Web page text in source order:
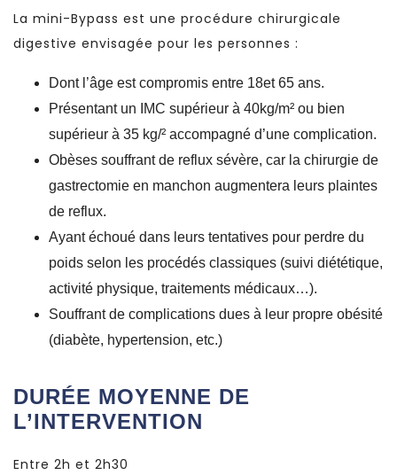
La mini-Bypass est une procédure chirurgicale
digestive envisagée pour les personnes :
Dont l’âge est compromis entre 18et 65 ans.
Présentant un IMC supérieur à 40kg/m² ou bien
supérieur à 35 kg/² accompagné d’une complication.
Obèses souffrant de reflux sévère, car la chirurgie de
gastrectomie en manchon augmentera leurs plaintes
de reflux.
Ayant échoué dans leurs tentatives pour perdre du
poids selon les procédés classiques (suivi diététique,
activité physique, traitements médicaux…).
Souffrant de complications dues à leur propre obésité
(diabète, hypertension, etc.)
DURÉE MOYENNE DE
L’INTERVENTION
Entre 2h et 2h30